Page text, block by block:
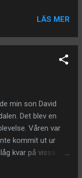
"Diamond
japonica
marktäckare,
och blir
kommer tidigt och
avlösta av ett
på samma vägg.
alba " heter
LÄS MER
min son David
Det blev en
Våren var
kommit ut ur
kvar på vissa